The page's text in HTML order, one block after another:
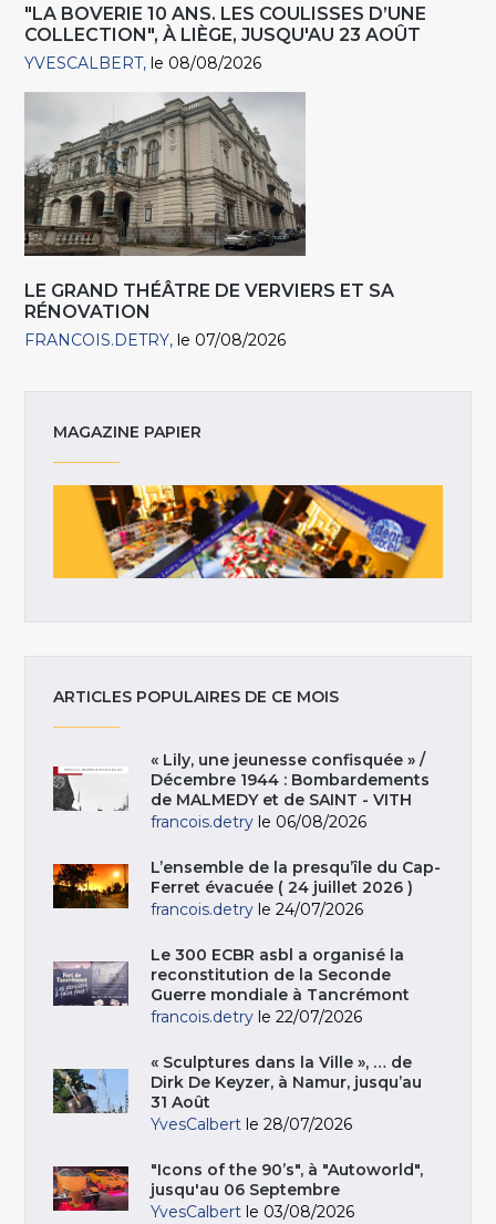
"LA BOVERIE 10 ANS. LES COULISSES D’UNE
COLLECTION", À LIÈGE, JUSQU'AU 23 AOÛT
YVESCALBERT le 08/08/2026
LE GRAND THÉÂTRE DE VERVIERS ET SA
RÉNOVATION
FRANCOIS.DETRY le 07/08/2026
MAGAZINE PAPIER
ARTICLES POPULAIRES DE CE MOIS
« Lily, une jeunesse confisquée » /
Décembre 1944 : Bombardements
de MALMEDY et de SAINT - VITH
francois.detry le 06/08/2026
L’ensemble de la presqu’île du Cap-
Ferret évacuée ( 24 juillet 2026 )
francois.detry le 24/07/2026
Le 300 ECBR asbl a organisé la
reconstitution de la Seconde
Guerre mondiale à Tancrémont
francois.detry le 22/07/2026
« Sculptures dans la Ville », … de
Dirk De Keyzer, à Namur, jusqu’au
31 Août
YvesCalbert le 28/07/2026
"Icons of the 90’s", à "Autoworld",
jusqu'au 06 Septembre
YvesCalbert le 03/08/2026